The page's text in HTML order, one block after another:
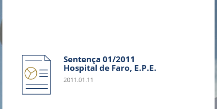
Sentença 01/2011
Hospital de Faro, E.P.E.
2011.01.11